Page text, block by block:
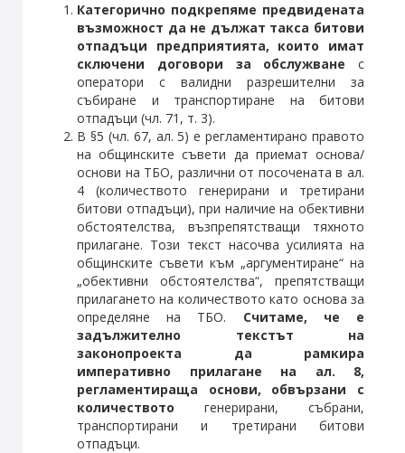
Категорично подкрепяме предвидената
възможност да не дължат такса битови
отпадъци предприятията, които имат
сключени договори за обслужване с
оператори с валидни разрешителни за
събиране и транспортиране на битови
отпадъци (чл. 71, т. 3).
В §5 (чл. 67, ал. 5) е регламентирано правото
на общинските съвети да приемат основа/
основи на ТБО, различни от посочената в ал.
4 (количеството генерирани и третирани
битови отпадъци), при наличие на обективни
обстоятелства, възпрепятстващи тяхното
прилагане. Този текст насочва усилията на
общинските съвети към „аргументиране“ на
„обективни обстоятелства“, препятстващи
прилагането на количеството като основа за
определяне на ТБО. Считаме, че е
задължително
текстът на
законопроекта да рамкира
императивно прилагане на ал. 8,
регламентираща основи, обвързани с
количеството генерирани, събрани,
транспортирани и третирани битови
отпадъци.